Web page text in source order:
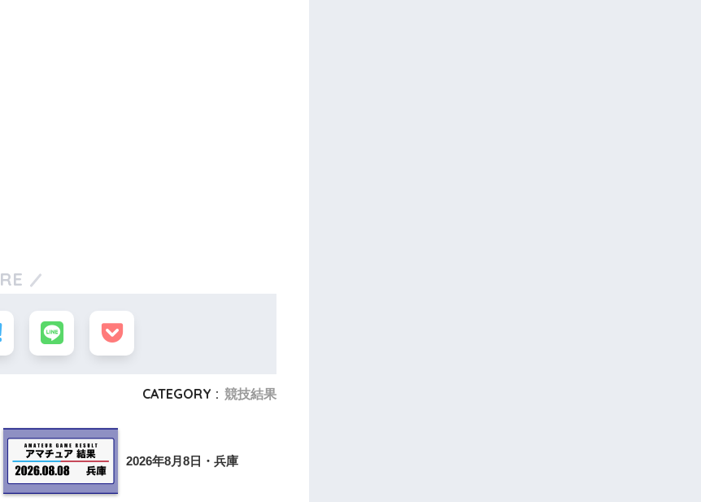
CATEGORY : 競技結果
2026年8月8日・兵庫